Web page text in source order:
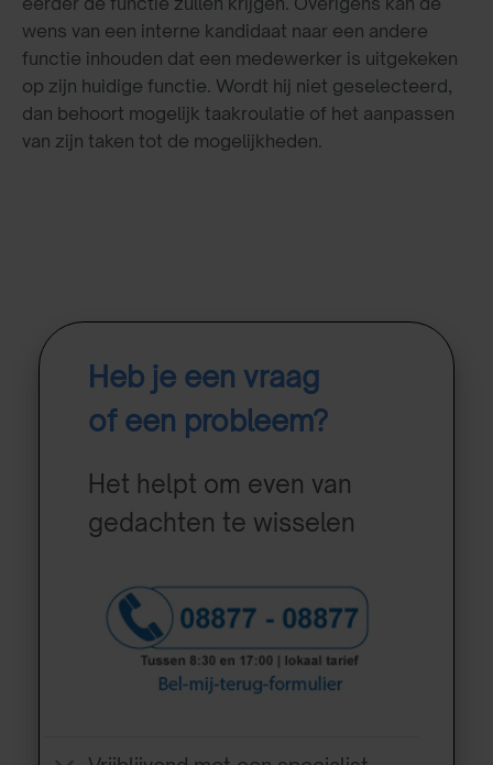
wens van een interne kandidaat naar een andere
functie inhouden dat een medewerker is uitgekeken
op zijn huidige functie. Wordt hij niet geselecteerd,
dan behoort mogelijk taakroulatie of het aanpassen
van zijn taken tot de mogelijkheden.
Heb je een vraag
of een probleem?
Het helpt om even van
gedachten te wisselen